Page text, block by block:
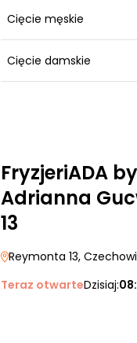
Cięcie męskie
Cięcie damskie
FryzjeriADA
Adrianna
13
Reymonta 13,
Teraz otwarteDzisiaj: